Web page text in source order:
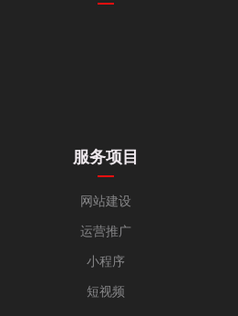
服务项目
网站建设
运营推广
小程序
短视频